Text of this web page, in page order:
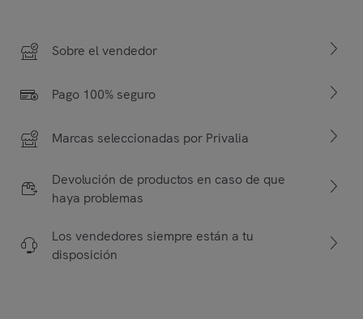
Sobre el vendedor
Pago 100% seguro
Marcas seleccionadas por Privalia
Devolución de productos en caso de que
haya problemas
Los vendedores siempre están a tu
disposición